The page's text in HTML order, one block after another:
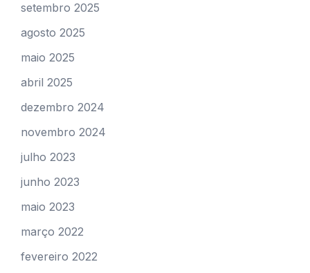
setembro 2025
agosto 2025
maio 2025
abril 2025
dezembro 2024
novembro 2024
julho 2023
junho 2023
maio 2023
março 2022
fevereiro 2022